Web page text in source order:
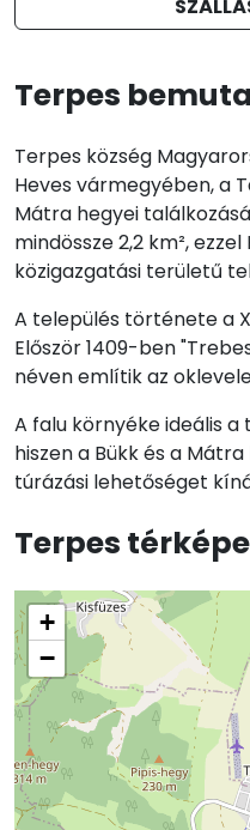
Terpes
Terpes község
Heves vármegyében, a
Mátra hegyei
mindössze 2,2 km²,
közigazgatási területű
A település története a
Először 1409-ben
néven említik az
A falu környéke ideális
hiszen a Bükk és a
túrázási lehetőséget
Terpes térképe
+
−